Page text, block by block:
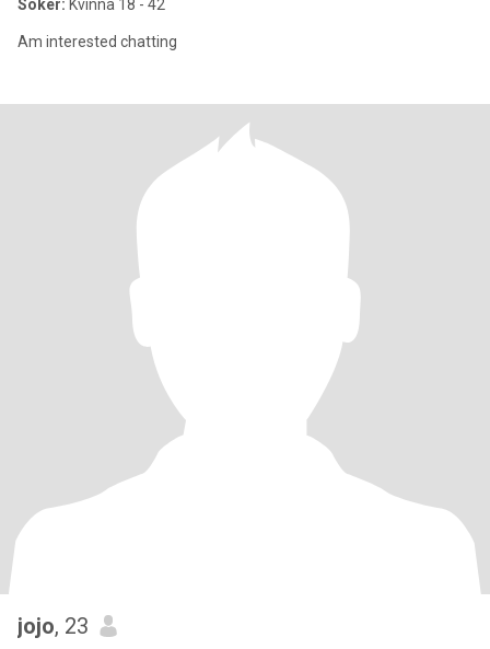
Söker: Kvinna 18 - 42
Am interested chatting
jojo, 23